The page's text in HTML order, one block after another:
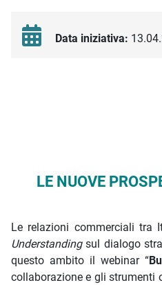
Data iniziativa:
LE NUOVE
Le relazioni commerciali tra
Understandingsul dialogo
questo ambito il webinar “
collaborazione e gli strumenti